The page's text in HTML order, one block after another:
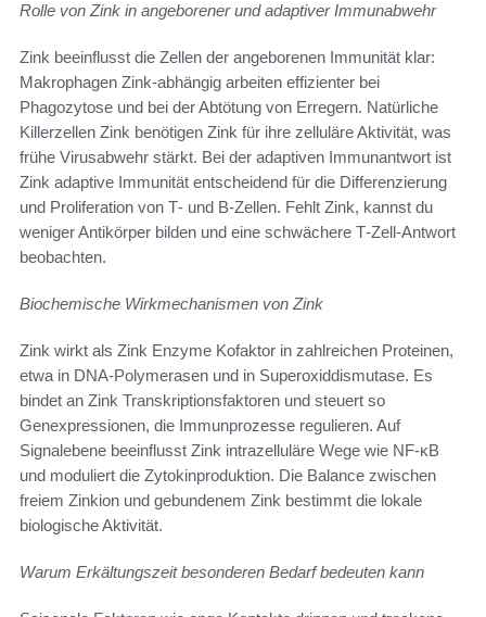
Rolle von Zink in angeborener und adaptiver Immunabwehr
Zink beeinflusst die Zellen der angeborenen Immunität klar:
Makrophagen Zink-abhängig arbeiten effizienter bei
Phagozytose und bei der Abtötung von Erregern. Natürliche
Killerzellen Zink benötigen Zink für ihre zelluläre Aktivität, was
frühe Virusabwehr stärkt. Bei der adaptiven Immunantwort ist
Zink adaptive Immunität entscheidend für die Differenzierung
und Proliferation von T‑ und B‑Zellen. Fehlt Zink, kannst du
weniger Antikörper bilden und eine schwächere T‑Zell-Antwort
beobachten.
Biochemische Wirkmechanismen von Zink
Zink wirkt als Zink Enzyme Kofaktor in zahlreichen Proteinen,
etwa in DNA‑Polymerasen und in Superoxiddismutase. Es
bindet an Zink Transkriptionsfaktoren und steuert so
Genexpressionen, die Immunprozesse regulieren. Auf
Signalebene beeinflusst Zink intrazelluläre Wege wie NF-κB
und moduliert die Zytokinproduktion. Die Balance zwischen
freiem Zinkion und gebundenem Zink bestimmt die lokale
biologische Aktivität.
Warum Erkältungszeit besonderen Bedarf bedeuten kann